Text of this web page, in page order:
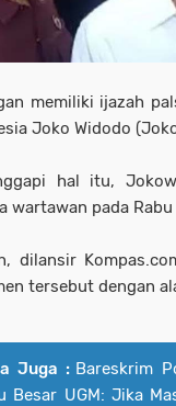
memiliki ijazah
Joko Widodo
hal itu,
wartawan pada
dilansir
tersebut dengan
Juga : Bareskrim
Besar UGM: Jika